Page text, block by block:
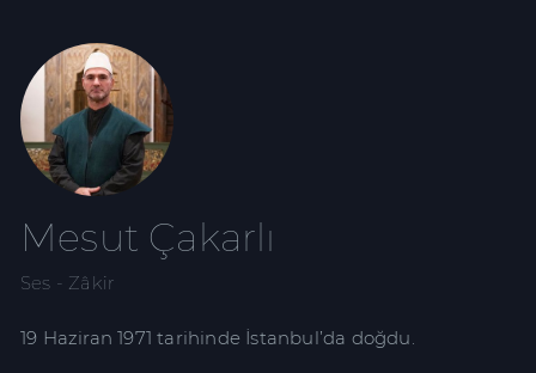
Mesut Çakarlı
Ses - Zâkir
19 Haziran 1971 tarihinde İstanbul’da doğdu.